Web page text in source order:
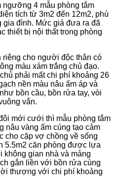
ngưỡng 4 mẫu phòng tắm
tích từ 3m2 đến 12m2, phù
đình. Mức giá đưa ra đã
thiết bị nội thất trong phòng
riêng cho người độc thân có
màu xám trắng chủ đạo.
phải mất chi phí khoảng 26
nền màu nâu ấm áp và
bồn cầu, bồn rửa tay, vòi
vắn.
mới cưới thì mẫu phòng tắm
nâu vàng ấm cúng tạo cảm
cho cặp vợ chồng về sống
5.5m2 căn phòng được lựa
không gian nhà và mảng
gắn liền với bồn rửa cùng
thượng với chi phí khoảng